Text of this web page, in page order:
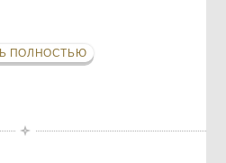
ПОЛНОСТЬЮ